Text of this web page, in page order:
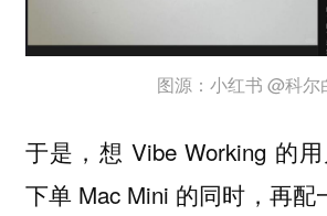
图源：小红书 @科尔
于是，想 Vibe Working 的
下单 Mac Mini 的同时，再配